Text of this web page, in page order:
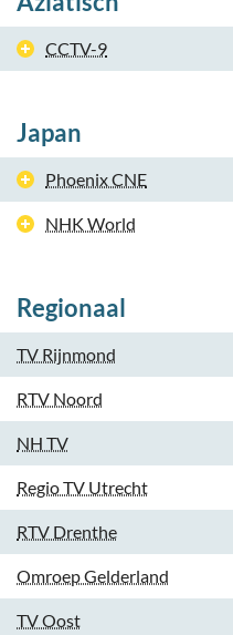
CCTV-9
Japan
Phoenix CNE
NHK World
Regionaal
TV Rijnmond
RTV Noord
NH TV
Regio TV Utrecht
RTV Drenthe
Omroep Gelderland
TV Oost